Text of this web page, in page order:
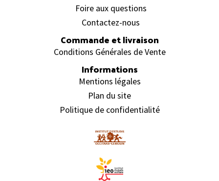
Foire aux questions
Contactez-nous
Commande et livraison
Conditions Générales de Vente
Informations
Mentions légales
Plan du site
Politique de confidentialité